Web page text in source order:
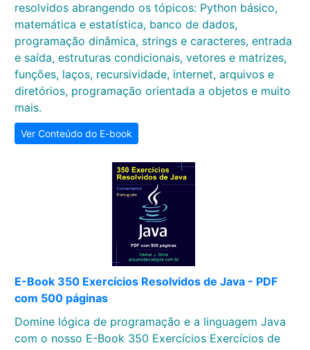
resolvidos abrangendo os tópicos: Python básico,
matemática e estatística, banco de dados,
programação dinâmica, strings e caracteres, entrada
e saída, estruturas condicionais, vetores e matrizes,
funções, laços, recursividade, internet, arquivos e
diretórios, programação orientada a objetos e muito
mais.
Ver Conteúdo do E-book
E-Book 350 Exercícios Resolvidos de Java - PDF
com 500 páginas
Domine lógica de programação e a linguagem Java
com o nosso E-Book 350 Exercícios Exercícios de